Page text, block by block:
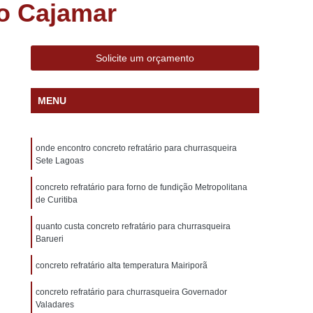
Forno de Fundição a Gás
Forno Industrial de Fundição de Alumínio
Forno Fundir e Derreter Alumínio
Industrial para Fundir Peças em Alumínio
Fornos de Fundir Peças de Alumínio
Forno a Oleo
a Oleo para Fundição de Aluminio
Forno a Oleo para Fundição de Ferro
a Oleo
Forno Fundição Aluminio Oleo
de Aluminio
Forno Basculante
Cajamar
Solicite um orçamento
MENU
onde encontro concreto refratário para churrasqueira
Sete Lagoas
concreto refratário para forno de fundição Metropolitana
de Curitiba
quanto custa concreto refratário para churrasqueira
Barueri
concreto refratário alta temperatura Mairiporã
concreto refratário para churrasqueira Governador
Valadares